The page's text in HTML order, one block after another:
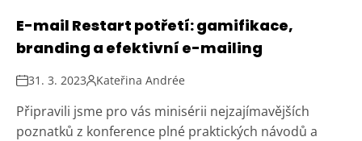
E-mail Restart potřetí: gamifikace,
branding a efektivní e-mailing
31. 3. 2023 Kateřina Andrée
Připravili jsme pro vás minisérii nejzajímavějších
poznatků z konference plné praktických návodů a